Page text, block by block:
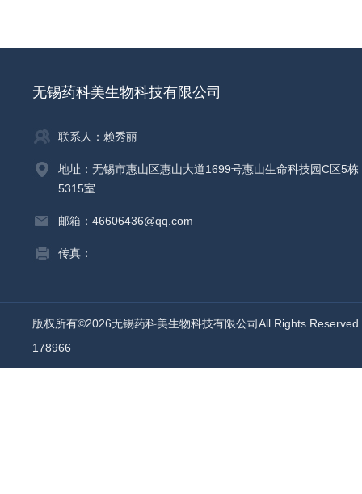
无锡药科美生物科技有限公司
联系人：赖秀丽
地址：无锡市惠山区惠山大道1699号惠山生命科技园C区5栋
5315室
邮箱：46606436@qq.com
传真：
版权所有©2026无锡药科美生物科技有限公司All Rights
178966